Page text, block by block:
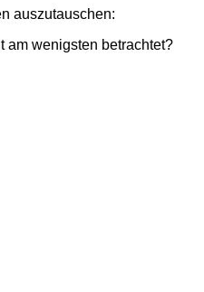
auszutauschen:
am wenigsten betrachtet?